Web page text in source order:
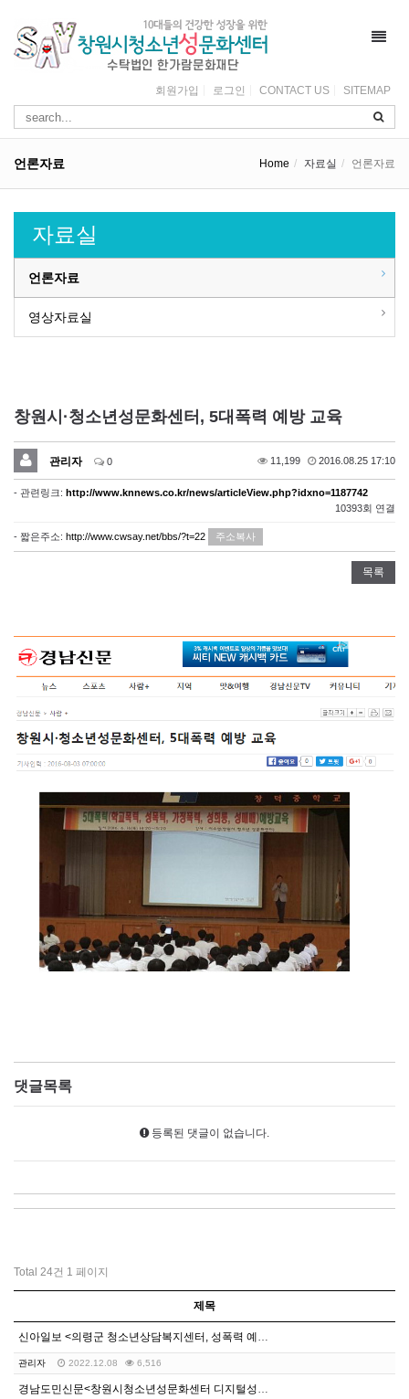
회원가입 로그인 CONTACT US SITEMAP
언론자료 Home 자료실 언론자료
자료실
언론자료
영상자료실
창원시·청소년성문화센터, 5대폭력 예방 교육
관리자 0 11,199 2016.08.25 17:10
- 관련링크: http://www.knnews.co.kr/news/articleView.php?idxno=1187742
10393회 연결
- 짧은주소: http://www.cwsay.net/bbs/?t=22 주소복사
목록
댓글목록
등록된 댓글이 없습니다.
Total 24건 1 페이지
제목
관리자 2022.12.08 6,516